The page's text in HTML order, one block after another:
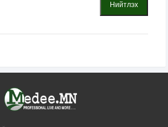
Нийтлэх